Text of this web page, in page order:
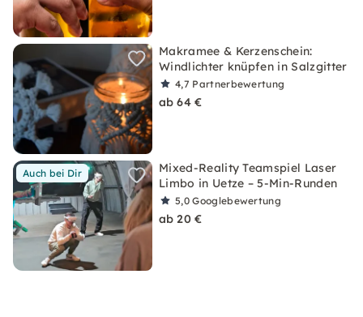
Makramee & Kerzenschein:
Windlichter knüpfen in Salzgitter
4,7 Partnerbewertung
ab 64 €
Auch bei Dir
Mixed-Reality Teamspiel Laser
Limbo in Uetze – 5-Min-Runden
5,0Googlebewertung
ab 20 €